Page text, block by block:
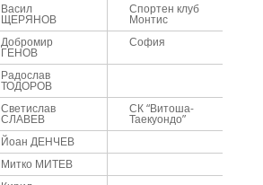
Васил
ЩЕРЯНОВ
Спортен клуб
Монтис
Добромир
ГЕНОВ
София
Радослав
ТОДОРОВ
Светислав
СЛАВЕВ
СК “Витоша-
Таекуондо”
Йоан ДЕНЧЕВ
Митко МИТЕВ